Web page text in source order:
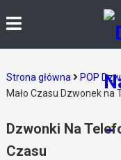
Strona główna POP
Mało Czasu Dzwonek na
Dzwonki Na
Czasu